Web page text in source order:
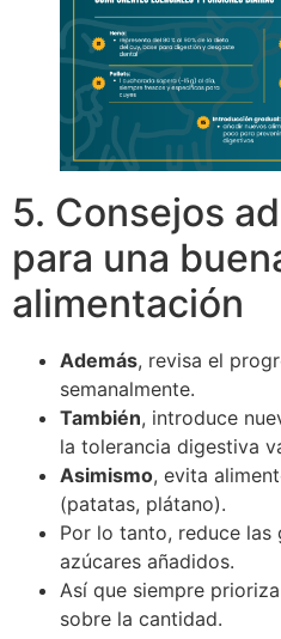
5. Consejos
para una
alimentación
Además, revisa el
semanalmente.
También, introduce
la tolerancia digestiva
Asimismo, evita
(patatas, plátano).
Por lo tanto, reduce
azúcares añadidos.
Así que siempre
sobre la cantidad.